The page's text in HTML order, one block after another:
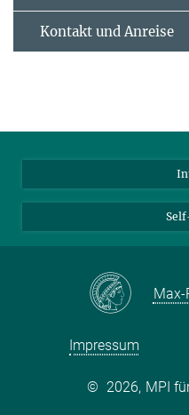
Kontakt und Anreise
Impressum
© 2026, MPI